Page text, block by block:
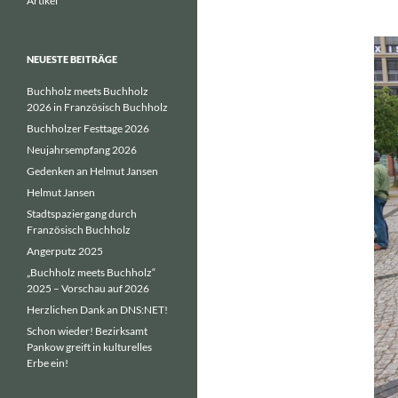
NEUESTE BEITRÄGE
Buchholz meets Buchholz
2026 in Französisch Buchholz
Buchholzer Festtage 2026
Neujahrsempfang 2026
Gedenken an Helmut Jansen
Helmut Jansen
Stadtspaziergang durch
Französisch Buchholz
Angerputz 2025
„Buchholz meets Buchholz“
2025 – Vorschau auf 2026
Herzlichen Dank an DNS:NET!
Schon wieder! Bezirksamt
Pankow greift in kulturelles
Erbe ein!